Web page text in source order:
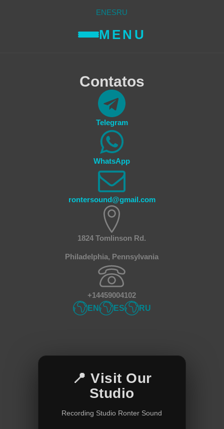
ENESRU
MENU
Contatos
Telegram
WhatsApp
rontersound@gmail.com
1824 Tomlinson Rd.
Philadelphia, Pennsylvania
+14459004102
EN ES RU
📍 Visit Our
Studio
Recording Studio Ronter Sound